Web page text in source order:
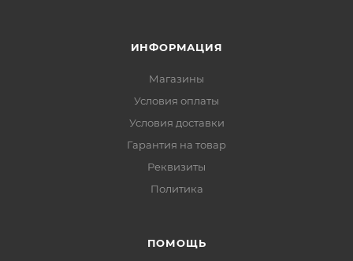
ИНФОРМАЦИЯ
Магазины
Условия оплаты
Условия доставки
Гарантия на товар
Реквизиты
Политика
ПОМОЩЬ